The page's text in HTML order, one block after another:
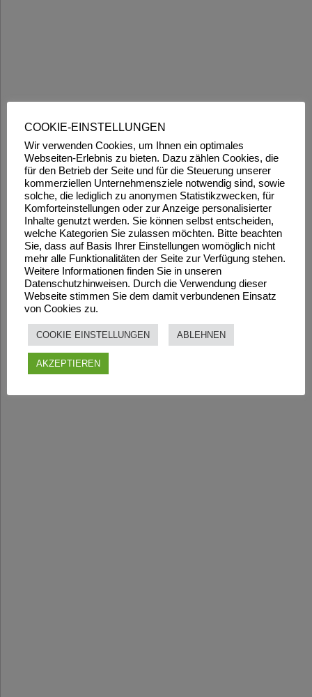
COOKIE-EINSTELLUNGEN
Wir verwenden Cookies, um Ihnen ein optimales
Webseiten-Erlebnis zu bieten. Dazu zählen Cookies, die
für den Betrieb der Seite und für die Steuerung unserer
kommerziellen Unternehmensziele notwendig sind, sowie
solche, die lediglich zu anonymen Statistikzwecken, für
Komforteinstellungen oder zur Anzeige personalisierter
Inhalte genutzt werden. Sie können selbst entscheiden,
welche Kategorien Sie zulassen möchten. Bitte beachten
Sie, dass auf Basis Ihrer Einstellungen womöglich nicht
mehr alle Funktionalitäten der Seite zur Verfügung stehen.
Weitere Informationen finden Sie in unseren
Datenschutzhinweisen. Durch die Verwendung dieser
Webseite stimmen Sie dem damit verbundenen Einsatz
von Cookies zu.
COOKIE EINSTELLUNGEN ABLEHNEN
AKZEPTIEREN